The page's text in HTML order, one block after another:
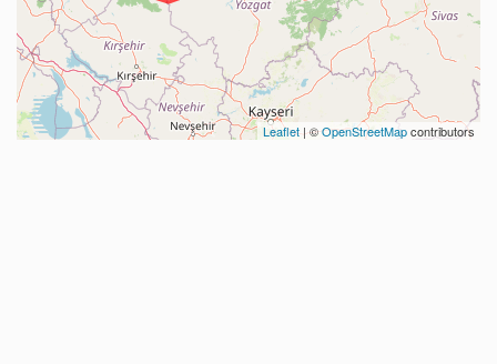
Leaflet| ©OpenStreetMapcontributors